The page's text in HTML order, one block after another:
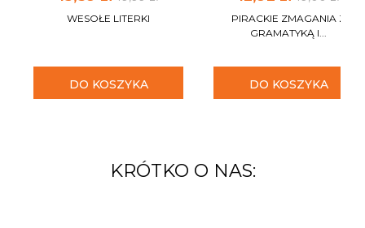
WESOŁE LITERKI
DO KOSZYKA
PIRACKIE ZMAGANIA Z
GRAMATYKĄ I...
DO KOSZYKA
KRÓTKO O NAS: